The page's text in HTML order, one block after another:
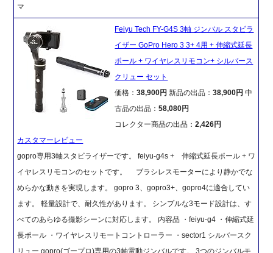
マ
Feiyu Tech FY-G4S 3軸 ジンバル スタビラ
イザー GoPro Hero 3 3+ 4用 + 伸縮式延長
ポール + ワイヤレスリモコン+ シルバース
クリュー セット
価格：38,900円新品の出品：38,900円 中
古品の出品：58,080円
コレクター商品の出品：2,426円
カスタマーレビュー
gopro専用3軸スタビライザーです。 feiyu-g4s + 伸縮式延長ポール + ワ
イヤレスリモコンのセットです。 ブラシレスモーターにより静かでな
めらかな動きを実現します。 gopro 3、gopro3+、gopro4に適合してい
ます。 軽量設計で、耐久性があります。 シンプルな3モード設計は、す
べてのあらゆる撮影シーンに対応します。 内容品 ・feiyu-g4 ・伸縮式延
長ポール ・ワイヤレスリモートコントローラー ・sector1 シルバースク
リュー gopro(ゴープロ)専用の3軸電動ジンバルです。 3つのジンバルモ